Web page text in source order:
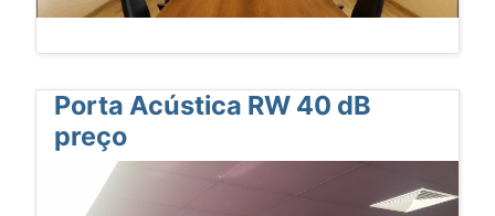
Porta Acústica RW 40 dB
preço